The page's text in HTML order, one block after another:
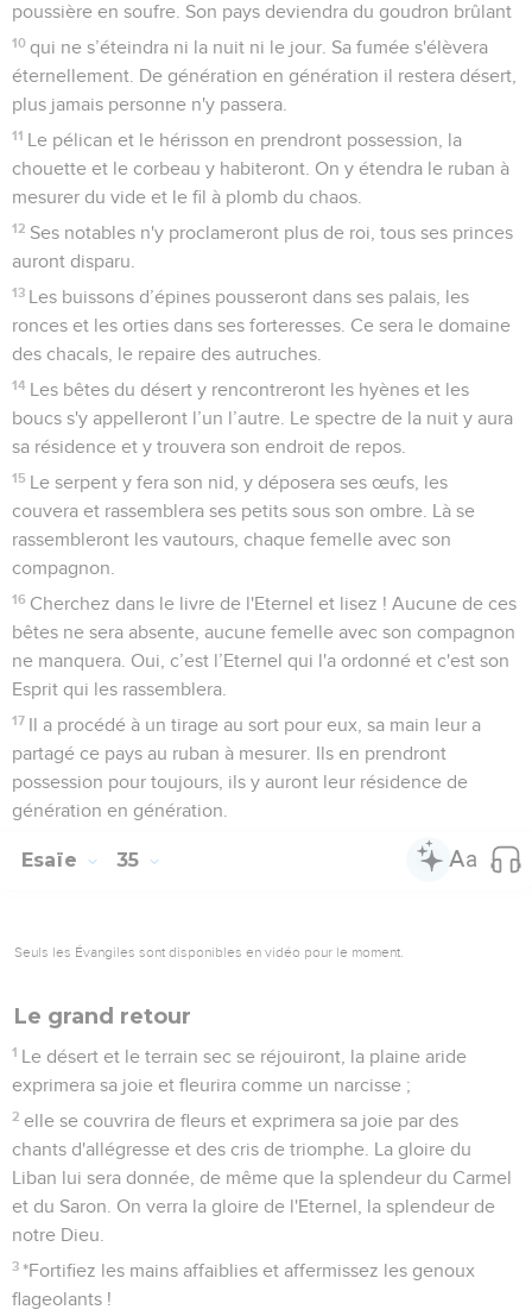
poussière en soufre. Son pays deviendra du goudron brûlant
10 qui ne s’éteindra ni la nuit ni le jour. Sa fumée s'élèvera
éternellement. De génération en génération il restera désert,
plus jamais personne n'y passera.
11 Le pélican et le hérisson en prendront possession, la
chouette et le corbeau y habiteront. On y étendra le ruban à
mesurer du vide et le fil à plomb du chaos.
12 Ses notables n'y proclameront plus de roi, tous ses princes
auront disparu.
13 Les buissons d’épines pousseront dans ses palais, les
ronces et les orties dans ses forteresses. Ce sera le domaine
des chacals, le repaire des autruches.
14 Les bêtes du désert y rencontreront les hyènes et les
boucs s'y appelleront l’un l’autre. Le spectre de la nuit y aura
sa résidence et y trouvera son endroit de repos.
15 Le serpent y fera son nid, y déposera ses œufs, les
couvera et rassemblera ses petits sous son ombre. Là se
rassembleront les vautours, chaque femelle avec son
compagnon.
16 Cherchez dans le livre de l'Eternel et lisez ! Aucune de ces
bêtes ne sera absente, aucune femelle avec son compagnon
ne manquera. Oui, c’est l’Eternel qui l'a ordonné et c'est son
Esprit qui les rassemblera.
17 Il a procédé à un tirage au sort pour eux, sa main leur a
partagé ce pays au ruban à mesurer. Ils en prendront
possession pour toujours, ils y auront leur résidence de
génération en génération.
Esaïe 35
Seuls les Évangiles sont disponibles en vidéo pour le moment.
Le grand retour
1 Le désert et le terrain sec se réjouiront, la plaine aride
exprimera sa joie et fleurira comme un narcisse ;
2 elle se couvrira de fleurs et exprimera sa joie par des
chants d'allégresse et des cris de triomphe. La gloire du
Liban lui sera donnée, de même que la splendeur du Carmel
et du Saron. On verra la gloire de l'Eternel, la splendeur de
notre Dieu.
3 *Fortifiez les mains affaiblies et affermissez les genoux
flageolants !